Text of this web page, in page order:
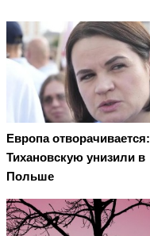
Европа отворачивается:
Тихановскую унизили в
Польше